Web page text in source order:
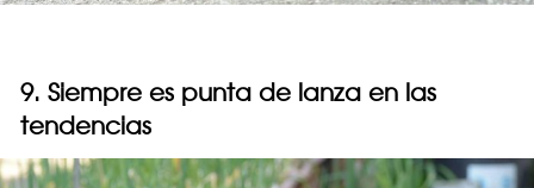
9. Siempre es punta de lanza en las
tendencias